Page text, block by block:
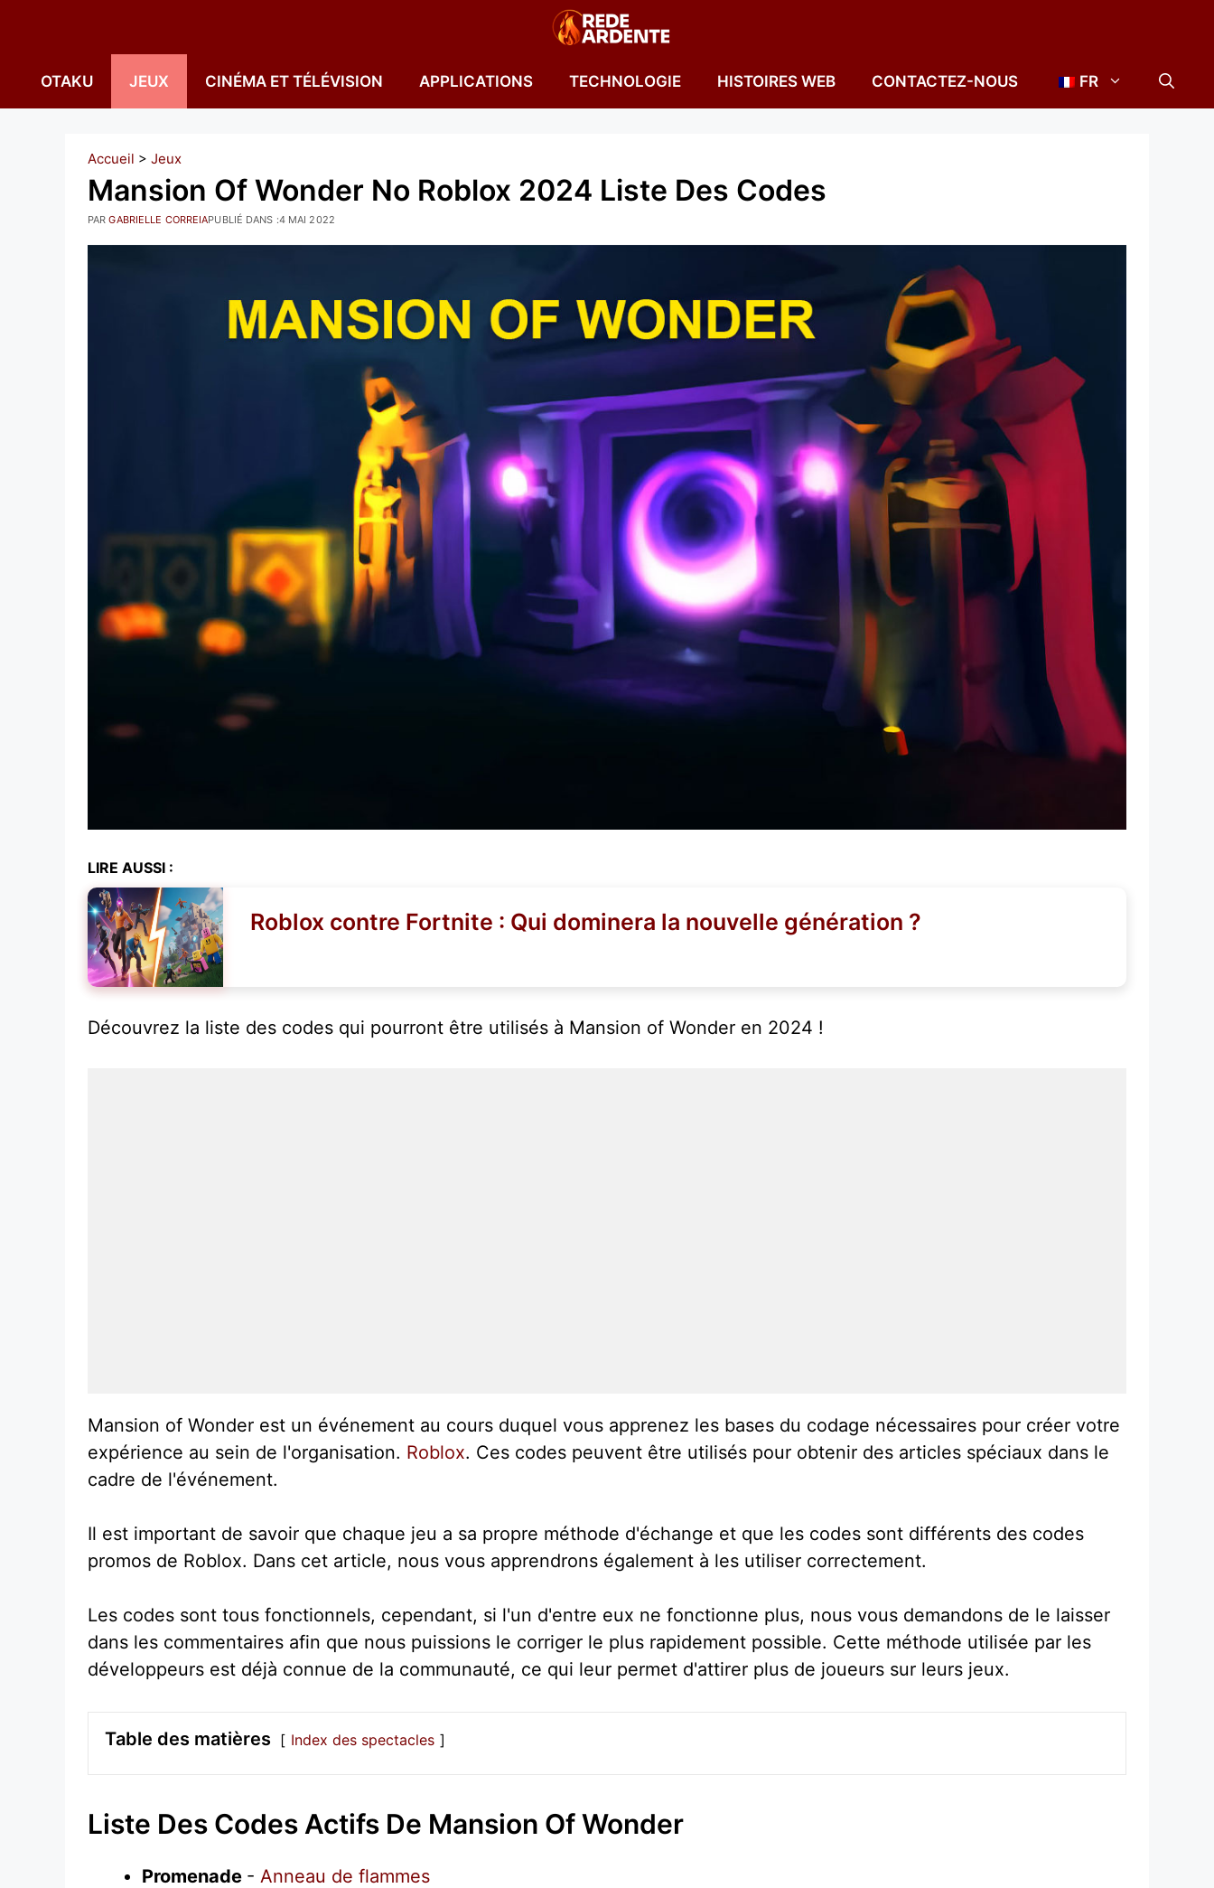
OTAKU JEUX CINÉMA ET TÉLÉVISION APPLICATIONS TECHNOLOGIE HISTOIRES WEB CONTACTEZ-NOUS FR
Accueil > Jeux
Mansion Of Wonder No Roblox 2024 Liste Des Codes
PUBLIÉ DANS :4 MAI 2022
PARGABRIELLE CORREIA
LIRE AUSSI :
Roblox contre Fortnite : Qui dominera la nouvelle génération ?
Découvrez la liste des codes qui pourront être utilisés à Mansion of Wonder en 2024 !
Mansion of Wonder est un événement au cours duquel vous apprenez les bases du codage nécessaires pour créer votre
expérience au sein de l'organisation. Roblox. Ces codes peuvent être utilisés pour obtenir des articles spéciaux dans le
cadre de l'événement.
Il est important de savoir que chaque jeu a sa propre méthode d'échange et que les codes sont différents des codes
promos de Roblox. Dans cet article, nous vous apprendrons également à les utiliser correctement.
Les codes sont tous fonctionnels, cependant, si l'un d'entre eux ne fonctionne plus, nous vous demandons de le laisser
dans les commentaires afin que nous puissions le corriger le plus rapidement possible. Cette méthode utilisée par les
développeurs est déjà connue de la communauté, ce qui leur permet d'attirer plus de joueurs sur leurs jeux.
Table des matières Index des spectacles
Liste Des Codes Actifs De Mansion Of Wonder
Promenade - Anneau de flammes